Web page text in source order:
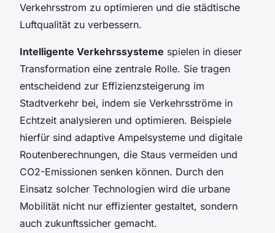
Verkehrsstrom zu optimieren und die städtische
Luftqualität zu verbessern.
Intelligente Verkehrssysteme spielen in dieser
Transformation eine zentrale Rolle. Sie tragen
entscheidend zur Effizienzsteigerung im
Stadtverkehr bei, indem sie Verkehrsströme in
Echtzeit analysieren und optimieren. Beispiele
hierfür sind adaptive Ampelsysteme und digitale
Routenberechnungen, die Staus vermeiden und
CO2-Emissionen senken können. Durch den
Einsatz solcher Technologien wird die urbane
Mobilität nicht nur effizienter gestaltet, sondern
auch zukunftssicher gemacht.